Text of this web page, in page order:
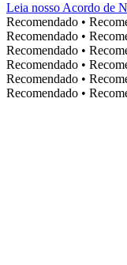
Leia nosso Acordo de
Recomendado •
Recomendado •
Recomendado •
Recomendado •
Recomendado •
Recomendado •